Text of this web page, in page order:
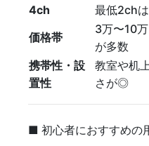
4ch
最低2ch
価格帯
3万〜10
が多数
携帯性・設
置性
教室や机
さが◎
■ 初心者におすすめの